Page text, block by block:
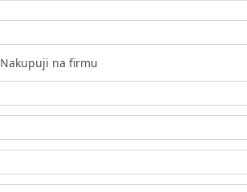
Nakupuji na firmu